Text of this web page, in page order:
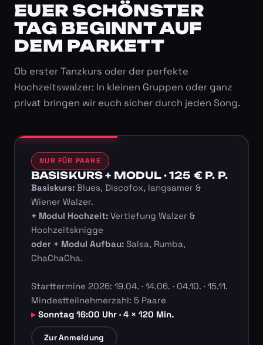
EUER SCHÖNSTER
TAG BEGINNT AUF
DEM PARKETT
Ob erster Tanzkurs oder der perfekte
Hochzeitswalzer: In kleinen Gruppen oder ganz
privat bringen wir euch sicher durch jeden Song.
NUR FÜR PAARE
BASISKURS + MODUL · 125 € P. P.
Basiskurs:Blues, Discofox, langsamer &
Wiener Walzer.
+ Modul Hochzeit:Vertiefung Walzer &
Hochzeitsknigge
oder + Modul Aufbau:Salsa, Rumba,
ChaChaCha.
Starttermine 2026: 19.04. · 14.06. · 04.10. · 15.11.
Mindestteilnehmerzahl: 5 Paare
Sonntag 16:00 Uhr · 4 × 120 Min.
Zur Anmeldung